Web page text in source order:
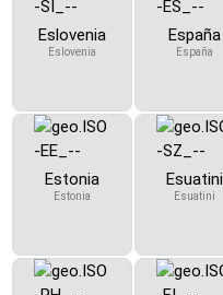
Eslovenia
Eslovenia
España
España
Estonia
Estonia
Esuatini
Esuatini